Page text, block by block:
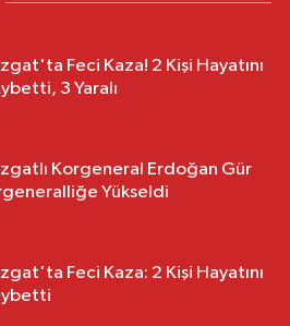
Feci Kaza! 2 Kişi Hayatını
3 Yaralı
Korgeneral Erdoğan Gür
Yükseldi
Feci Kaza: 2 Kişi Hayatını